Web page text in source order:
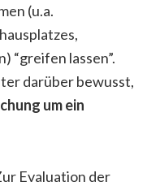
(u.a.
“greifen lassen”.
darüber bewusst,
um ein
Evaluation der